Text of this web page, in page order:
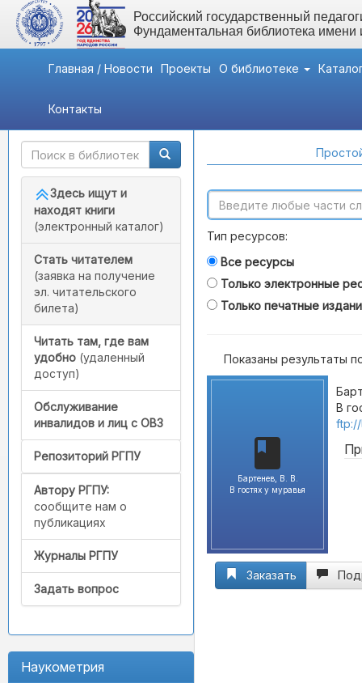
Российский государственный
Фундаментальная библиотека
Главная / Новости Проекты О библиотеке
Контакты
Быстрый доступ
Здесь ищут и
находят книги
(электронный каталог)
Стать читателем
(заявка на получение
эл. читательского
билета)
Читать там, где вам
удобно (удаленный
доступ)
Обслуживание
инвалидов и лиц с ОВЗ
Репозиторий РГПУ
Автору РГПУ:
сообщите нам о
публикациях
Журналы РГПУ
Задать вопрос
Наукометрия
Тип ресурсов:
Все ресурсы
Только электронные
Только печатные
Показаны результаты
Бартенев, В. В.
В гостях у муравья
В
Заказать